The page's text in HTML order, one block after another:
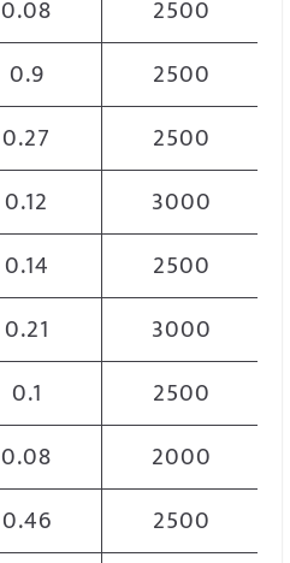
0.08
2500
0.9
2500
0.27
2500
0.12
3000
0.14
2500
0.21
3000
0.1
2500
0.08
2000
0.46
2500